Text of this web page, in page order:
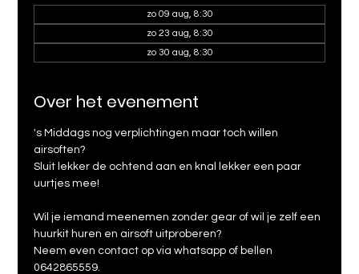
zo 09 aug, 8:30
zo 23 aug, 8:30
zo 30 aug, 8:30
Over het evenement
's Middags nog verplichtingen maar toch willen
airsoften?
Sluit lekker de ochtend aan en knal lekker een paar
uurtjes mee!
Wil je iemand meenemen zonder gear of wil je zelf een
huurkit huren en airsoft uitproberen?
Neem even contact op via whatsapp of bellen
0642865559.